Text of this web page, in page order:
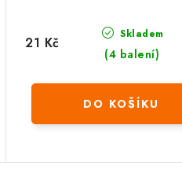
Skladem
(4 balení)
21 Kč
DO KOŠÍKU